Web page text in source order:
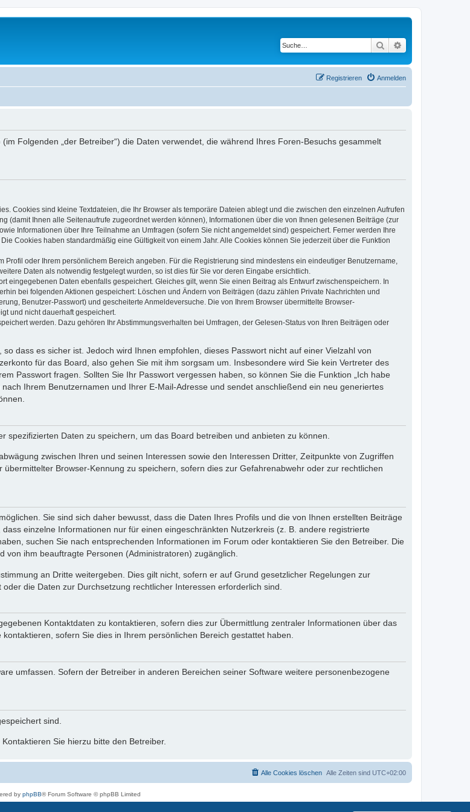
Suche
Anmelden
Registrieren
Folgenden „der Betreiber“) die Daten verwendet, die während Ihres Foren-Besuchs gesammelt
Cookies sind kleine Textdateien, die Ihr Browser als temporäre Dateien ablegt und die zwischen den einzelnen Aufrufen
(damit Ihnen alle Seitenaufrufe zugeordnet werden können), Informationen über die von Ihnen gelesenen Beiträge (zur
Informationen über Ihre Teilnahme an Umfragen (sofern Sie nicht angemeldet sind) gespeichert. Ferner werden Ihre
Cookies haben standardmäßig eine Gültigkeit von einem Jahr. Alle Cookies können Sie jederzeit über die Funktion
oder Ihrem persönlichem Bereich angeben. Für die Registrierung sind mindestens ein eindeutiger Benutzername,
Daten als notwendig festgelegt wurden, so ist dies für Sie vor deren Eingabe ersichtlich.
eingegebenen Daten ebenfalls gespeichert. Gleiches gilt, wenn Sie einen Beitrag als Entwurf zwischenspeichern. In
bei folgenden Aktionen gespeichert: Löschen und Ändern von Beiträgen (dazu zählen Private Nachrichten und
Benutzer-Passwort) und gescheiterte Anmeldeversuche. Die von Ihrem Browser übermittelte Browser-
und nicht dauerhaft gespeichert.
werden. Dazu gehören Ihr Abstimmungsverhalten bei Umfragen, der Gelesen-Status von Ihren Beiträgen oder
dass es sicher ist. Jedoch wird Ihnen empfohlen, dieses Passwort nicht auf einer Vielzahl von
für das Board, also gehen Sie mit ihm sorgsam um. Insbesondere wird Sie kein Vertreter des
Passwort fragen. Sollten Sie Ihr Passwort vergessen haben, so können Sie die Funktion „Ich habe
Ihrem Benutzernamen und Ihrer E-Mail-Adresse und sendet anschließend ein neu generiertes
Daten zu speichern, um das Board betreiben und anbieten zu können.
zwischen Ihren und seinen Interessen sowie den Interessen Dritter, Zeitpunkte von Zugriffen
Browser-Kennung zu speichern, sofern dies zur Gefahrenabwehr oder zur rechtlichen
Sie sind sich daher bewusst, dass die Daten Ihres Profils und die von Ihnen erstellten Beiträge
einzelne Informationen nur für einen eingeschränkten Nutzerkreis (z. B. andere registrierte
suchen Sie nach entsprechenden Informationen im Forum oder kontaktieren Sie den Betreiber. Die
ihm beauftragte Personen (Administratoren) zugänglich.
an Dritte weitergeben. Dies gilt nicht, sofern er auf Grund gesetzlicher Regelungen zur
die Daten zur Durchsetzung rechtlicher Interessen erforderlich sind.
Kontaktdaten zu kontaktieren, sofern dies zur Übermittlung zentraler Informationen über das
sofern Sie dies in Ihrem persönlichen Bereich gestattet haben.
umfassen. Sofern der Betreiber in anderen Bereichen seiner Software weitere personenbezogene
sind.
Sie hierzu bitte den Betreiber.
Alle Zeiten sind UTC+02:00
Alle Cookies löschen
by phpBB® Forum Software © phpBB Limited